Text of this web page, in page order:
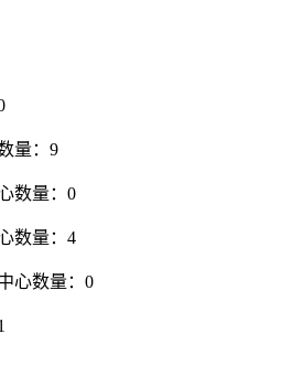
量：9
数量：0
数量：4
心数量：0